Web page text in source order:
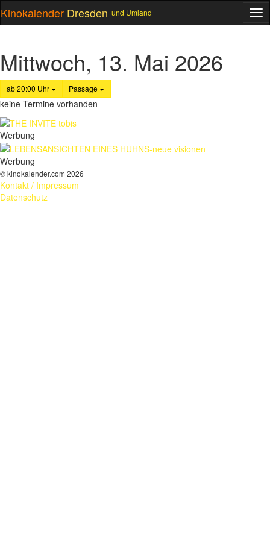
Kinokalender Dresden und Umland
Mittwoch, 13. Mai 2026
ab 20:00 Uhr Passage
keine Termine vorhanden
Werbung
Werbung
© kinokalender.com 2026
Kontakt / Impressum
Datenschutz